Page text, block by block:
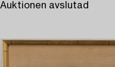
Auktionen avslutad